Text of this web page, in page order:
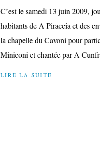
C’est le samedi 13 juin 2009,
habitants de A Piraccia et des
la chapelle du Cavoni pour
Miniconi et chantée par A
LIRE LA SUITE